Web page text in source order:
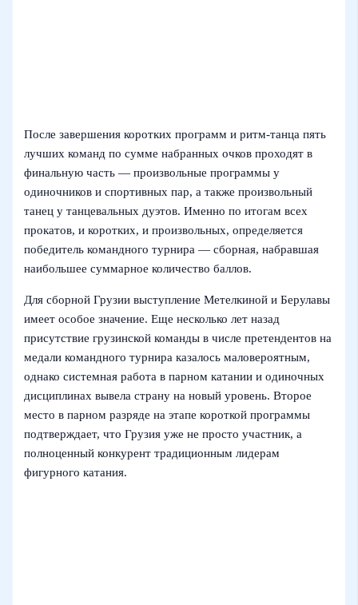
После завершения коротких программ и ритм-танца пять
лучших команд по сумме набранных очков проходят в
финальную часть — произвольные программы у
одиночников и спортивных пар, а также произвольный
танец у танцевальных дуэтов. Именно по итогам всех
прокатов, и коротких, и произвольных, определяется
победитель командного турнира — сборная, набравшая
наибольшее суммарное количество баллов.
Для сборной Грузии выступление Метелкиной и Берулавы
имеет особое значение. Еще несколько лет назад
присутствие грузинской команды в числе претендентов на
медали командного турнира казалось маловероятным,
однако системная работа в парном катании и одиночных
дисциплинах вывела страну на новый уровень. Второе
место в парном разряде на этапе короткой программы
подтверждает, что Грузия уже не просто участник, а
полноценный конкурент традиционным лидерам
фигурного катания.